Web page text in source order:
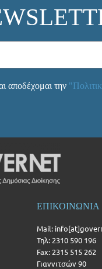
αποδέχομαι την
ΕΠΙΚΟΙΝΩΝΙΑ
Mail:
Τηλ: 2310 590 196
Fax: 2315 515 262
Γιαννιτσών 90